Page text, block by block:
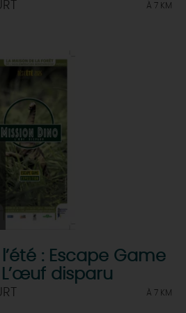
À 7 KM
: Escape Game
disparu
À 7 KM